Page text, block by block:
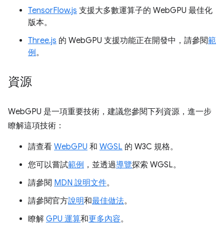
TensorFlow.js 支援大多數運算子的 WebGPU 最佳化
版本。
Three.js 的 WebGPU 支援功能正在開發中，請參閱範
例。
資源
WebGPU 是一項重要技術，建議您參閱下列資源，進一步
瞭解這項技術：
請查看 WebGPU 和 WGSL 的 W3C 規格。
您可以嘗試範例 ，並透過導覽探索 WGSL。
請參閱 MDN 說明文件。
請參閱官方說明和最佳做法。
瞭解 GPU 運算和更多內容。